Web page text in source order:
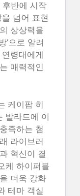
반에 시작
넘어 표현
상상력을
’으로 알려
령대에게
매력적인
케이팝 히
발라드에 이
족하는 첨
라이브러
혁신이 결
케 하이퍼블
더욱 강화
테마 객실